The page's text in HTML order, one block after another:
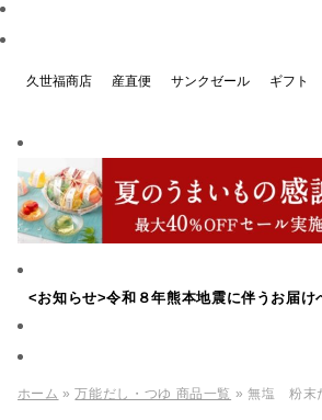
久世福商店 産直便 サンクゼール ギフト
<お知らせ>令和８年熊本地震に伴うお届け
ホーム »万能だし・つゆ 商品一覧 » 無塩 粉末